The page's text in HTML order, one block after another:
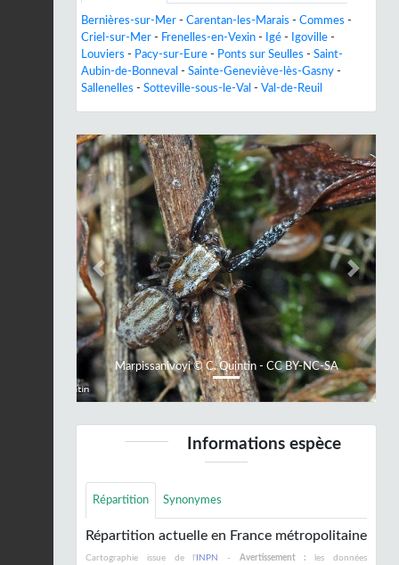
Bernières-sur-Mer - Carentan-les-Marais - Commes -
Criel-sur-Mer - Frenelles-en-Vexin - Igé - Igoville -
Louviers - Pacy-sur-Eure - Ponts sur Seulles - Saint-
Aubin-de-Bonneval - Sainte-Geneviève-lès-Gasny -
Sallenelles - Sotteville-sous-le-Val - Val-de-Reuil
Marpissanivoyi © C. Quintin - CC BY-NC-SA
Previous Next
Informations espèce
Répartition Synonymes
Répartition actuelle en France métropolitaine
Cartographie issue de l' INPN - Avertissement : les données